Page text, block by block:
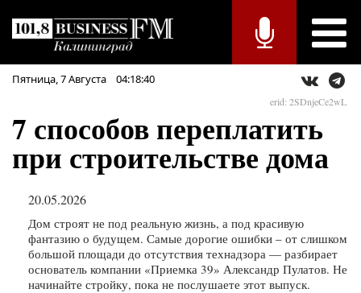
Пятница,7Августа 04:18:40
erid: 2SDnjeCe2wL
7 способов переплатить
при строительстве дома
20.05.2026
Дом строят не под реальную жизнь, а под красивую
фантазию о будущем. Самые дорогие ошибки – от слишком
большой площади до отсутствия технадзора — разбирает
основатель компании «Приемка 39» Александр Пулатов. Не
начинайте стройку, пока не послушаете этот выпуск.